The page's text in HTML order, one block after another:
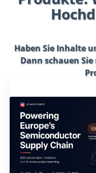
Haben Sie Inhalte
Dann schauen Sie